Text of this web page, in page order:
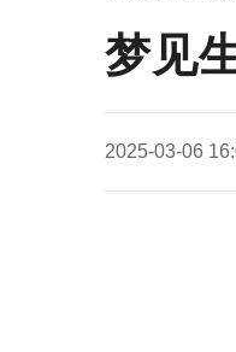
梦见
2025-03-06